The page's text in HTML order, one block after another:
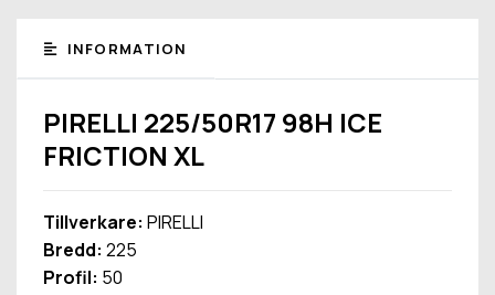
INFORMATION
PIRELLI 225/50R17 98H ICE
FRICTION XL
Tillverkare: PIRELLI
Bredd: 225
Profil: 50